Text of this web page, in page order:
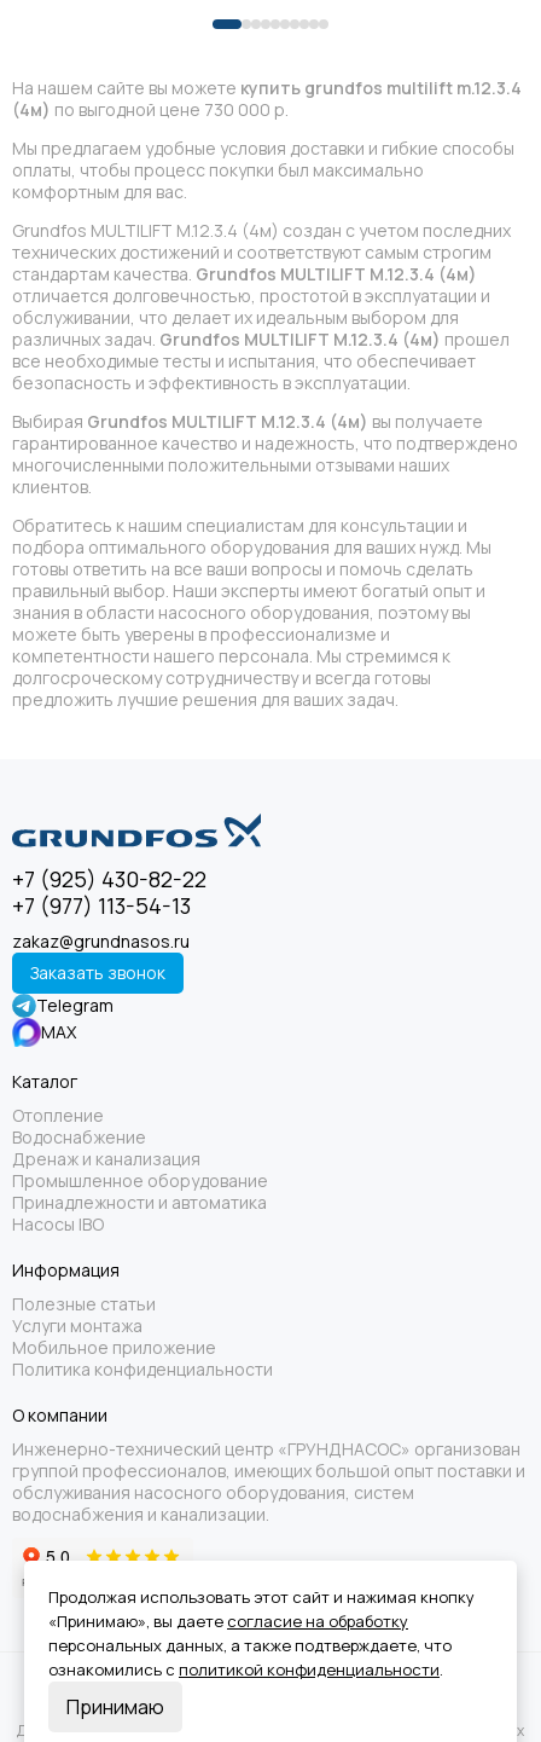
На нашем сайте вы можете купить grundfos multilift m.12.3.4
(4м) по выгодной цене 730 000 р.
Мы предлагаем удобные условия доставки и гибкие способы
оплаты, чтобы процесс покупки был максимально
комфортным для вас.
Grundfos MULTILIFT M.12.3.4 (4м) создан с учетом последних
технических достижений и соответствуют самым строгим
стандартам качества. Grundfos MULTILIFT M.12.3.4 (4м)
отличается долговечностью, простотой в эксплуатации и
обслуживании, что делает их идеальным выбором для
различных задач. Grundfos MULTILIFT M.12.3.4 (4м) прошел
все необходимые тесты и испытания, что обеспечивает
безопасность и эффективность в эксплуатации.
Выбирая Grundfos MULTILIFT M.12.3.4 (4м) вы получаете
гарантированное качество и надежность, что подтверждено
многочисленными положительными отзывами наших
клиентов.
Обратитесь к нашим специалистам для консультации и
подбора оптимального оборудования для ваших нужд. Мы
готовы ответить на все ваши вопросы и помочь сделать
правильный выбор. Наши эксперты имеют богатый опыт и
знания в области насосного оборудования, поэтому вы
можете быть уверены в профессионализме и
компетентности нашего персонала. Мы стремимся к
долгосроческому сотрудничеству и всегда готовы
предложить лучшие решения для ваших задач.
+7 (925) 430-82-22
+7 (977) 113-54-13
zakaz@grundnasos.ru
Заказать звонок
Telegram
MAX
Каталог
Отопление
Водоснабжение
Дренаж и канализация
Промышленное оборудование
Принадлежности и автоматика
Насосы IBO
Информация
Полезные статьи
Услуги монтажа
Мобильное приложение
Политика конфиденциальности
О компании
Инженерно-технический центр «ГРУНДНАСОС» организован
группой профессионалов, имеющих большой опыт поставки и
обслуживания насосного оборудования, систем
водоснабжения и канализации.
Для получения подробной информации о наличии и стоимости указанных
Продолжая использовать этот сайт и нажимая кнопку
«Принимаю», вы даете согласие на обработку
персональных данных, а также подтверждаете, что
ознакомились с политикой конфиденциальности.
Принимаю